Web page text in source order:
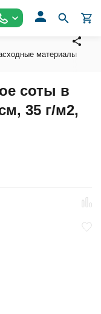
материалы
соты в
35 г/м2,